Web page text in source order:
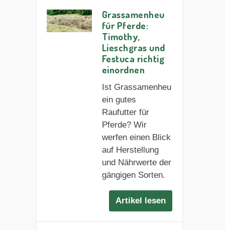
Grassamenheu
für Pferde:
Timothy,
Lieschgras und
Festuca richtig
einordnen
Ist Grassamenheu
ein gutes
Raufutter für
Pferde? Wir
werfen einen Blick
auf Herstellung
und Nährwerte der
gängigen Sorten.
Artikel lesen